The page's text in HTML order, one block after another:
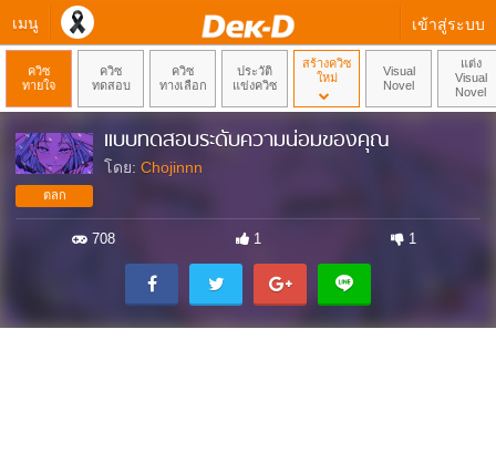
เมนู เข้าสู่ระบบ
ควิซ
ทายใจ
ควิซ
ทดสอบ
ควิซ
ทางเลือก
ประวัติ
แข่งควิซ
สร้างควิซ
ใหม่
Visual
Novel
แต่ง
Visual
Novel
ตลก
แบบทดสอบระดับความน่อมของคุณ
โดย: Chojinnn
708 1 1